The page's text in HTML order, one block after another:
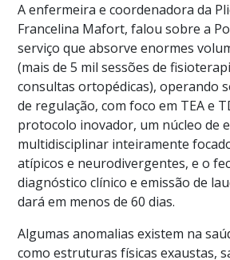
A enfermeira e coordenadora da
Francelina Mafort, falou sobre a
serviço que absorve enormes
(mais de 5 mil sessões de
consultas ortopédicas), operando
de regulação, com foco em TEA e
protocolo inovador, um núcleo de
multidisciplinar inteiramente
atípicos e neurodivergentes, e o
diagnóstico clínico e emissão de
dará em menos de 60 dias.
Algumas anomalias existem na
como estruturas físicas exaustas,